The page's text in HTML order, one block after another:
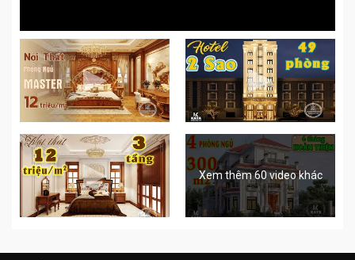
Xem thêm 60 video khác